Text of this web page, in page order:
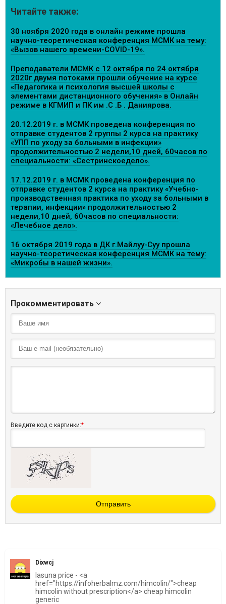
Читайте также:
30 ноября 2020 года в онлайн режиме прошла
научно-теоретическая конференция МСМК на тему:
«Вызов нашего времени-COVID-19».
Преподаватели МСМК с 12 октября по 24 октября
2020г двумя потоками прошли обучение на курсе
«Педагогика и психология высшей школы с
элементами дистанционного обучения» в Онлайн
режиме в КГМИП и ПК им .С .Б . Даниярова.
20.12.2019 г. в МСМК проведена конференция по
отправке студентов 2 группы 2 курса на практику
«УПП по уходу за больными в инфекции»
продолжительностью 2 недели,10 дней, 60часов по
специальности: «Сестринскоедело».
17.12.2019 г. в МСМК проведена конференция по
отправке студентов 2 курса на практику «Учебно-
производственная практика по уходу за больными в
терапии, инфекции» продолжительностью 2
недели,10 дней, 60часов по специальности:
«Лечебное дело».
16 октября 2019 года в ДК г.Майлуу-Суу прошла
научно-теоретическая конференция МСМК на тему:
«Микробы в нашей жизни».
Прокомментировать
Введите код с картинки:*
Отправить
Dixwcj
lasuna price - <a
href="https://infoherbalmz.com/himcolin/">cheap
himcolin without prescription</a> cheap himcolin
generic